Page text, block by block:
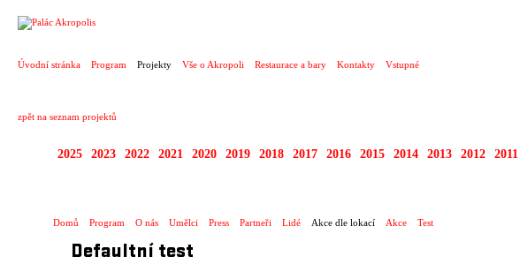
Úvodní stránka Program Projekty Vše o Akropoli Restaurace a bary Kontakty Vstupné
zpět na seznam projektů
2025 2023 2022 2021 2020 2019 2018 2017 2016 2015 2014 2013 2012 2011
Domů Program O nás Umělci Press Partneři Lidé Akce dle lokací Akce Test
Defaultní test